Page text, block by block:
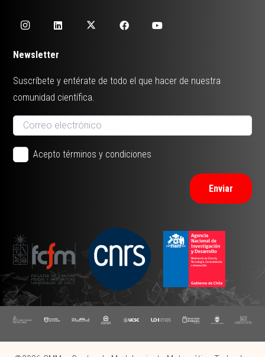
Newsletter
Suscríbete y entérate de todo el que hacer de nuestra
comunidad científica.
Acepto términos y condiciones
Enviar